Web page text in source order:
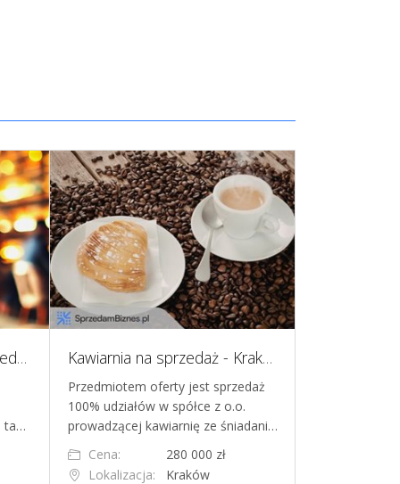
Wyjątkowa okazja- na sprzedaż jeden z najlepszych klubów nocnych we Wrocławiu
ta…
Kawiarnia na sprzedaż - Kraków Bronowice
Przedmiotem oferty jest sprzedaż
100% udziałów w spółce z o.o.
prowadzącej kawiarnię ze śniadani…
Cena:
280 000 zł
Lokalizacja:
Kraków